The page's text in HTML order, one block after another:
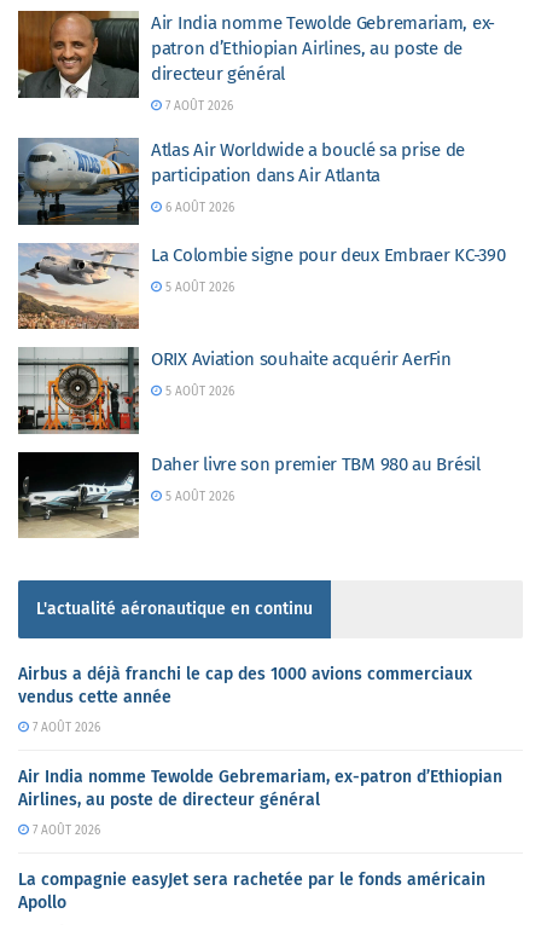
Air India nomme Tewolde Gebremariam, ex-
patron d’Ethiopian Airlines, au poste de
directeur général
7 AOÛT 2026
Atlas Air Worldwide a bouclé sa prise de
participation dans Air Atlanta
6 AOÛT 2026
La Colombie signe pour deux Embraer KC-390
5 AOÛT 2026
ORIX Aviation souhaite acquérir AerFin
5 AOÛT 2026
Daher livre son premier TBM 980 au Brésil
5 AOÛT 2026
L'actualité aéronautique en continu
Airbus a déjà franchi le cap des 1000 avions commerciaux
vendus cette année
7 AOÛT 2026
Air India nomme Tewolde Gebremariam, ex-patron d’Ethiopian
Airlines, au poste de directeur général
7 AOÛT 2026
La compagnie easyJet sera rachetée par le fonds américain
Apollo